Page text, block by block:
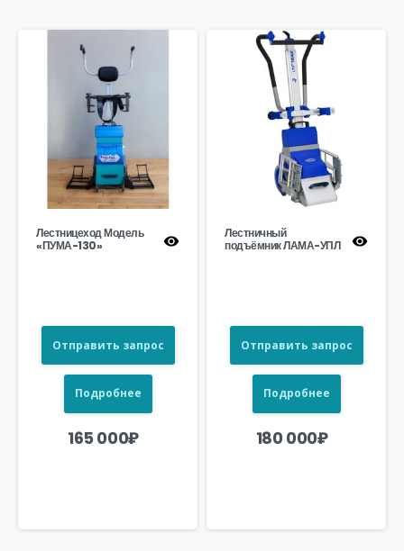
Лестницеход Модель
«ПУМА-130»
Отправить запрос
Подробнее
165 000₽
Лестничный
подъёмник ЛАМА-УПЛ
Отправить запрос
Подробнее
180 000₽